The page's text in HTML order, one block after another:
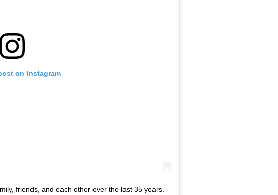
on Instagram
friends, and each other over the last 35 years.